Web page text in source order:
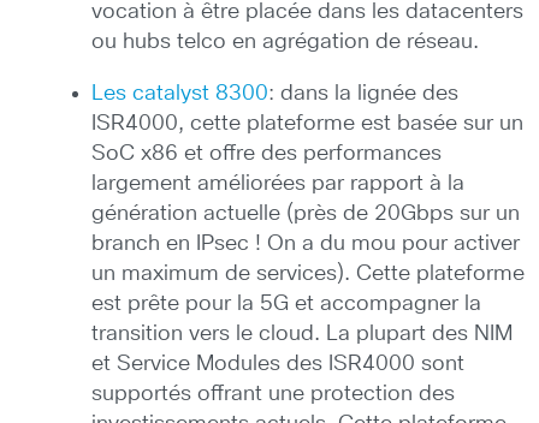
vocation à être placée dans les datacenters
ou hubs telco en agrégation de réseau.
Les catalyst 8300: dans la lignée des
ISR4000, cette plateforme est basée sur un
SoC x86 et offre des performances
largement améliorées par rapport à la
génération actuelle (près de 20Gbps sur un
branch en IPsec ! On a du mou pour activer
un maximum de services). Cette plateforme
est prête pour la 5G et accompagner la
transition vers le cloud. La plupart des NIM
et Service Modules des ISR4000 sont
supportés offrant une protection des